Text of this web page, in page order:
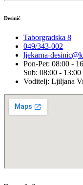
Desinić
Taborgradska 8
049/343-002
ljekarna-
Pon-Pet: 08:00 -
Sub: 08:00 - 13:00
Voditelj: Ljiljana